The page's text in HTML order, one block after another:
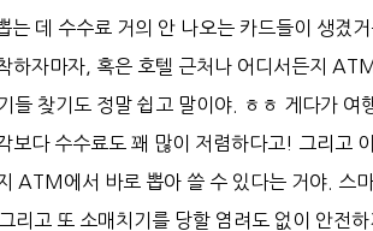
데 수수료 거의 안 나오는 카드들이 생겼거
하자마자, 혹은 호텔 근처나 어디서든지
들 찾기도 정말 쉽고 말이야. ㅎㅎ 게다가 여
보다 수수료도 꽤 많이 저렴하다고! 그리고
ATM에서 바로 뽑아 쓸 수 있다는 거야. 스
고 또 소매치기를 당할 염려도 없이 안전하